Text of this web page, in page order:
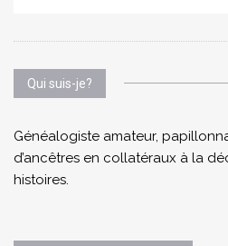
Qui suis-je?
Généalogiste amateur,
d’ancêtres en collatéraux à la
histoires.